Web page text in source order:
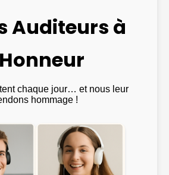
Auditeurs à
chaque jour… et nous leur
hommage !